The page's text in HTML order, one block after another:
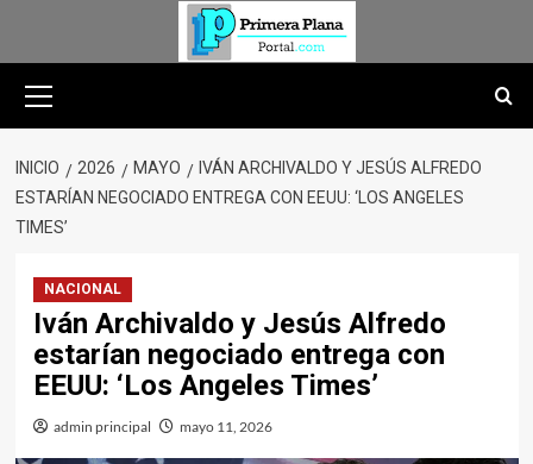
primario
INICIO 2026 MAYO
IVÁN ARCHIVALDO Y JESÚS ALFREDO
ESTARÍAN NEGOCIADO ENTREGA CON EEUU: ‘LOS ANGELES
TIMES’
NACIONAL
Iván Archivaldo y Jesús Alfredo
estarían negociado entrega con
EEUU: ‘Los Angeles Times’
admin principal mayo 11, 2026